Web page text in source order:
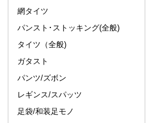
網タイツ
パンスト･ストッキング(全般)
タイツ（全般)
ガタスト
パンツ/ズボン
レギンス/スパッツ
足袋/和装足モノ